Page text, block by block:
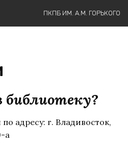
ПКПБ ИМ. А.М. ГОРЬКОГО
адресу: г. Владивосток,
а